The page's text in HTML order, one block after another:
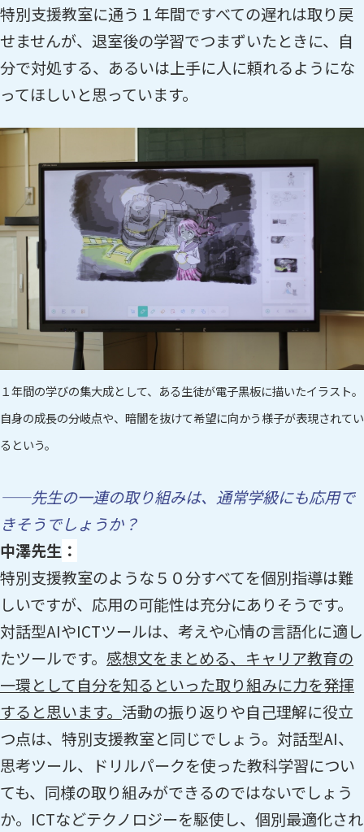
特別支援教室に通う１年間ですべての遅れは取り戻
せませんが、退室後の学習でつまずいたときに、自
分で対処する、あるいは上手に人に頼れるようにな
ってほしいと思っています。
１年間の学びの集大成として、ある生徒が電子黒板に描いたイラスト。
自身の成長の分岐点や、暗闇を抜けて希望に向かう様子が表現されてい
るという。
——先生の一連の取り組みは、通常学級にも応用で
きそうでしょうか？
中澤先生 ：
特別支援教室のような５０分すべてを個別指導は難
しいですが、応用の可能性は充分にありそうです。
対話型AIやICTツールは、考えや心情の言語化に適し
たツールです。 感想文をまとめる、キャリア教育の
一環として自分を知るといった取り組みに力を発揮
すると思います。 活動の振り返りや自己理解に役立
つ点は、特別支援教室と同じでしょう。対話型AI、
思考ツール、ドリルパークを使った教科学習につい
ても、同様の取り組みができるのではないでしょう
か。ICTなどテクノロジーを駆使し、個別最適化され